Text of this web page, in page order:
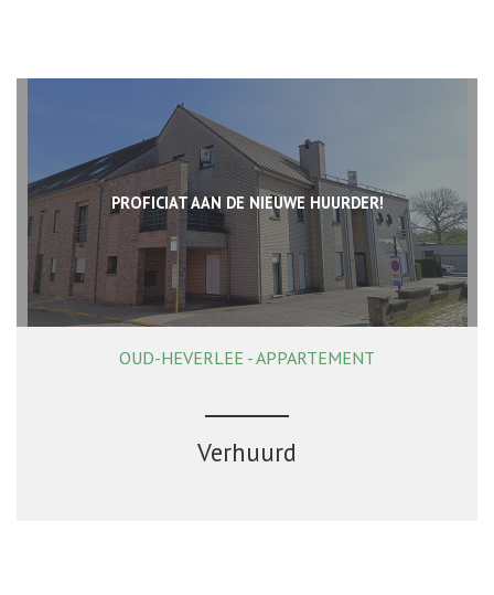
PROFICIAT AAN DE NIEUWE HUURDER!
117 m² 2 1 Ja
OUD-HEVERLEE - APPARTEMENT
Verhuurd